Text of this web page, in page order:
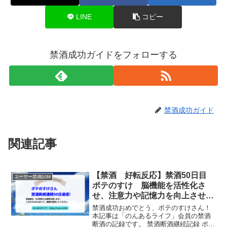
LINE コピー
禁酒成功ガイドをフォローする
禁酒成功ガイド
関連記事
ユーザー禁酒記録
【禁酒 好転反応】禁酒50日目
ポテのすけ 脳機能を活性化さ
せ、注意力や記憶力を向上させる
ことができます。
禁酒成功おめでとう、ポテのすけさん！
本記事は「のんあるライフ」会員の禁酒
断酒の記録です。 禁酒断酒継続記録 ポテ